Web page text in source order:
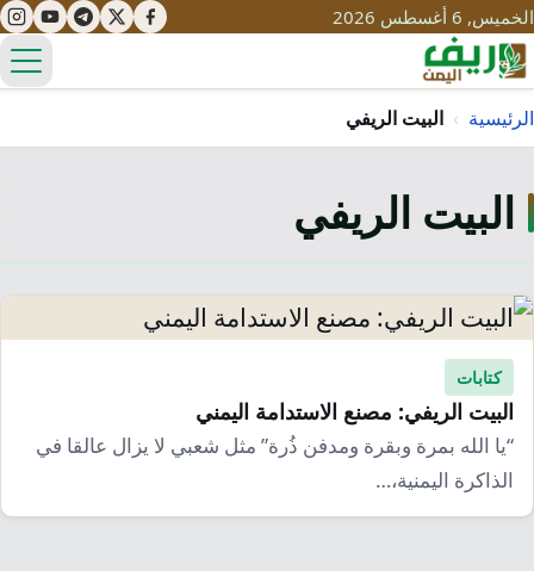
الخميس, 6 أغسطس 2026
مياه
طرُق
قصص نجاح
مبادرات
سياحة
تراث
ثقافة
التغير المناخي
محميات
التلوث
تحديات
حلول
نساء
الرئيسية › البيت الريفي
البيت الريفي
كتابات
البيت الريفي: مصنع الاستدامة اليمني
“يا الله بمرة وبقرة ومدفن ذُرة” مثل شعبي لا يزال عالقا في
الذاكرة اليمنية،…